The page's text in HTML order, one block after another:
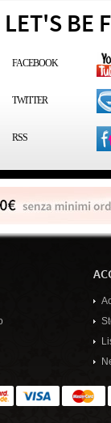
LET'S BE
FACEBOOK
TWITTER
RSS